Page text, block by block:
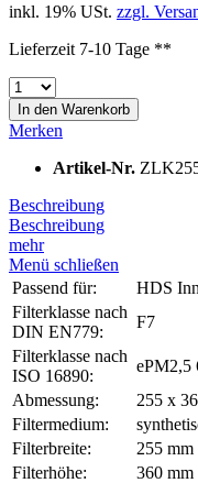
inkl. 19% USt. zzgl.
Lieferzeit 7-10 Tage **
In den Warenkorb
Merken
Artikel-Nr.
Beschreibung
Beschreibung
mehr
Menü schließen
Passend für:
HDS
Filterklasse nach
DIN EN779:
F7
Filterklasse nach
ISO 16890:
ePM2,5
Abmessung:
255 x
Filtermedium:
Filterbreite:
255 mm
Filterhöhe:
360 mm